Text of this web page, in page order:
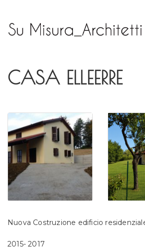
CASA ELLEERRE
Nuova Costruzione edificio
2015- 2017